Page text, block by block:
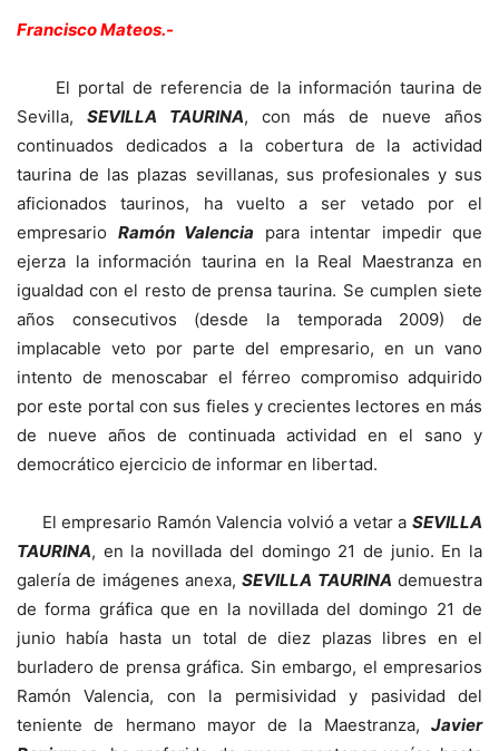
Francisco Mateos.-
El portal de referencia de la información taurina de
Sevilla, SEVILLA TAURINA, con más de nueve años
continuados dedicados a la cobertura de la actividad
taurina de las plazas sevillanas, sus profesionales y sus
aficionados taurinos, ha vuelto a ser vetado por el
empresario Ramón Valencia para intentar impedir que
ejerza la información taurina en la Real Maestranza en
igualdad con el resto de prensa taurina. Se cumplen siete
años consecutivos (desde la temporada 2009) de
implacable veto por parte del empresario, en un vano
intento de menoscabar el férreo compromiso adquirido
por este portal con sus fieles y crecientes lectores en más
de nueve años de continuada actividad en el sano y
democrático ejercicio de informar en libertad.
El empresario Ramón Valencia volvió a vetar a SEVILLA
TAURINA, en la novillada del domingo 21 de junio. En la
galería de imágenes anexa,SEVILLA TAURINA demuestra
de forma gráfica que en la novillada del domingo 21 de
junio había hasta un total de diez plazas libres en el
burladero de prensa gráfica. Sin embargo, el empresarios
Ramón Valencia, con la permisividad y pasividad del
teniente de hermano mayor de la Maestranza, Javier